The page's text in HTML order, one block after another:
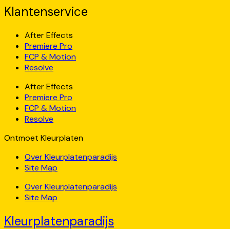
Klantenservice
After Effects
Premiere Pro
FCP & Motion
Resolve
After Effects
Premiere Pro
FCP & Motion
Resolve
Ontmoet Kleurplaten
Over Kleurplatenparadijs
Site Map
Over Kleurplatenparadijs
Site Map
Kleurplatenparadijs